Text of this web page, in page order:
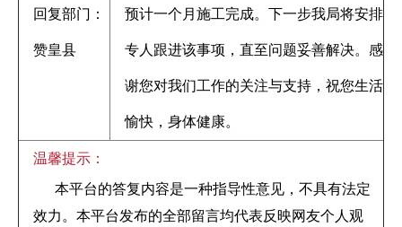
回复部门：
赞皇县
预计一个月施工完成。下一步我局将安排
专人跟进该事项，直至问题妥善解决。感
谢您对我们工作的关注与支持，祝您生活
愉快，身体健康。
温馨提示：
本平台的答复内容是一种指导性意见，不具有法定
效力。本平台发布的全部留言均代表反映网友个人观